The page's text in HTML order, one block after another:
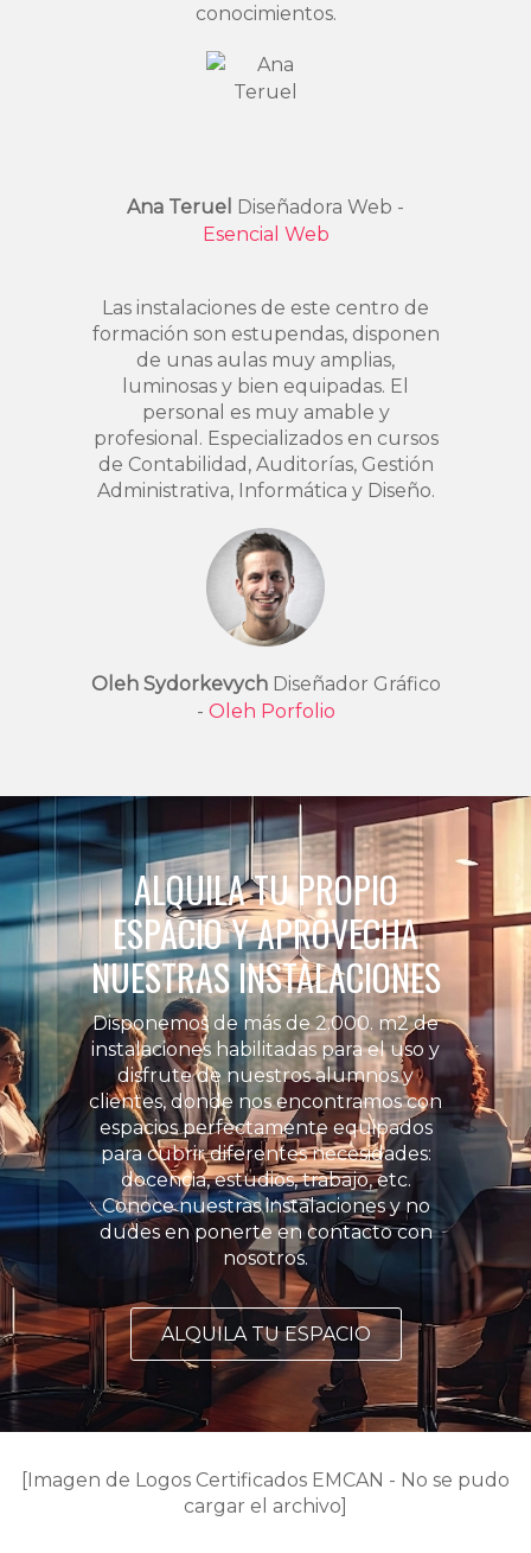
conocimientos.
Ana Teruel Diseñadora Web -
Esencial Web
Las instalaciones de este centro de
formación son estupendas, disponen
de unas aulas muy amplias,
luminosas y bien equipadas. El
personal es muy amable y
profesional. Especializados en cursos
de Contabilidad, Auditorías, Gestión
Administrativa, Informática y Diseño.
Oleh SydorkevychDiseñador Gráfico
- Oleh Porfolio
ALQUILA TU PROPIO
ESPACIO Y APROVECHA
NUESTRAS INSTALACIONES
Disponemos de más de 2.000. m2 de
instalaciones habilitadas para el uso y
disfrute de nuestros alumnos y
clientes, donde nos encontramos con
espacios perfectamente equipados
para cubrir diferentes necesidades:
docencia, estudios, trabajo, etc.
Conoce nuestras instalaciones y no
dudes en ponerte en contacto con
nosotros.
ALQUILA TU ESPACIO
[Imagen de Logos Certificados EMCAN - No se pudo
cargar el archivo]